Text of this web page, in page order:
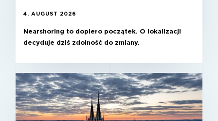
4. AUGUST 2026
Nearshoring to dopiero początek. O lokalizacji
decyduje dziś zdolność do zmiany.